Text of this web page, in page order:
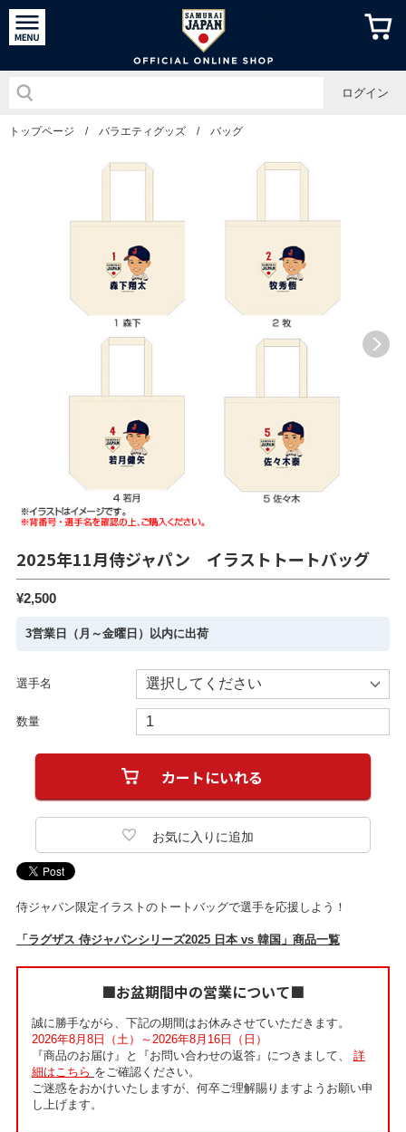
侍ジャパ
ログイン
トップページ / バラエティグッズ / バッグ
2025年11月侍ジャパン イラストトートバッグ
¥2,500
3営業日（月～金曜日）以内に出荷
選手名
数量
侍ジャパン限定イラストのトートバッグで選手を応援しよう！
「ラグザス 侍ジャパンシリーズ2025 日本 vs 韓国」商品一覧
■お盆期間中の営業について■
誠に勝手ながら、下記の期間はお休みさせていただきます。
2026年8月8日（土）～2026年8月16日（日）
『商品のお届け』と『お問い合わせの返答』につきまして、 詳
細はこちら をご確認ください。
ご迷惑をおかけいたしますが、何卒ご理解賜りますようお願い申
し上げます。